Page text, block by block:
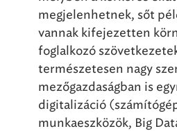
megjelenhetnek, sőt
vannak kifejezetten
foglalkozó
természetesen nagy
mezőgazdaságban is
digitalizáció
munkaeszközök, Big